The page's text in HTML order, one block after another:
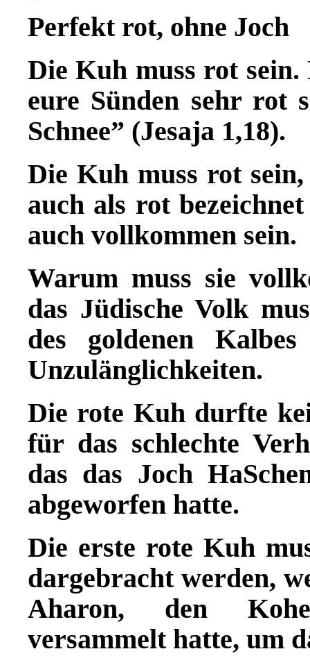
Perfekt rot, ohne Joch
Die Kuh muss rot sein.
eure Sünden sehr rot
Schnee” (Jesaja 1,18).
Die Kuh muss rot
auch als rot
auch vollkommen sein.
Warum muss sie
das Jüdische Volk
des goldenen
Unzulänglichkeiten.
Die rote Kuh durfte
für das schlechte
das das Joch
abgeworfen hatte.
Die erste rote Kuh
dargebracht werden,
Aharon, den
versammelt hatte, um